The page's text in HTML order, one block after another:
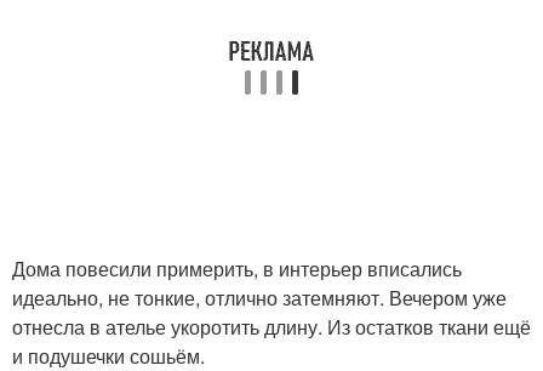
Дома повесили примерить, в интерьер вписались
идеально, не тонкие, отлично затемняют. Вечером уже
отнесла в ателье укоротить длину. Из остатков ткани ещё
и подушечки сошьём.